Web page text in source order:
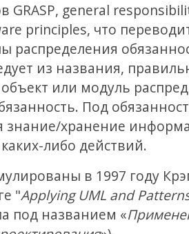
GRASP, general
principles, что
распределения
из названия,
или модуль
Под
знание/хранение
либо действий.
в 1997 году
"Applying UML and
под названием «